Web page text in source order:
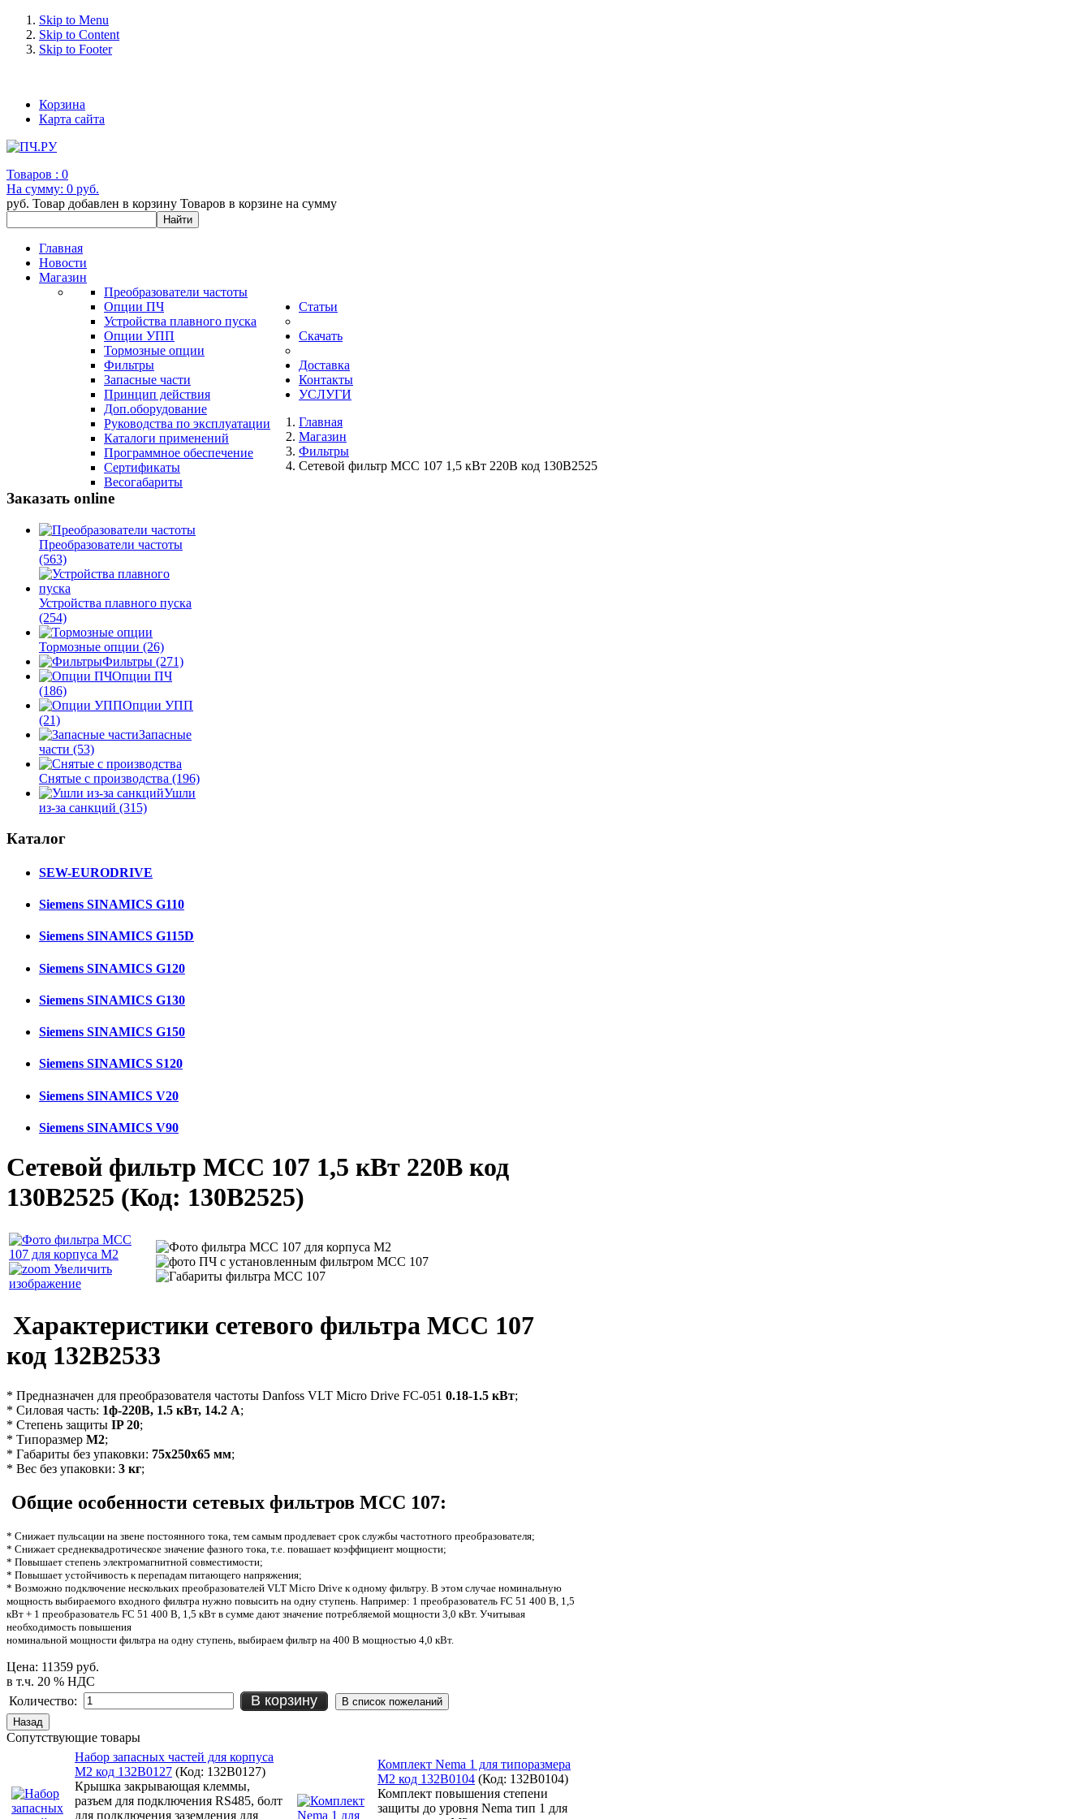
Skip to Menu
Skip to Content
Skip to Footer
Корзина
Карта сайта
Товаров : 0
На сумму: 0 руб.
руб. Товар добавлен в корзину Товаров в корзине на сумму
Главная
Новости
Магазин
Преобразователи частоты
Опции ПЧ
Устройства плавного пуска
Опции УПП
Тормозные опции
Фильтры
Запасные части
Статьи
Принцип действия
Доп.оборудование
Скачать
Руководства по эксплуатации
Каталоги применений
Программное обеспечение
Сертификаты
Весогабариты
Доставка
Контакты
УСЛУГИ
Главная
Магазин
Фильтры
Сетевой фильтр MCC 107 1,5 кВт 220В код 130B2525
Заказать online
Преобразователи частоты
(563)
Устройства плавного пуска
(254)
Тормозные опции (26)
Фильтры (271)
Опции ПЧ
(186)
Опции УПП
(21)
Запасные
части (53)
Снятые с производства (196)
Ушли
из-за санкций (315)
Каталог
SEW-EURODRIVE
Siemens SINAMICS G110
Siemens SINAMICS G115D
Siemens SINAMICS G120
Siemens SINAMICS G130
Siemens SINAMICS G150
Siemens SINAMICS S120
Siemens SINAMICS V20
Siemens SINAMICS V90
Сетевой фильтр MCC 107 1,5 кВт 220В код
130B2525 (Код: 130B2525)
Увеличить
изображение
Характеристики сетевого фильтра MCC 107
код 132B2533
* Предназначен для преобразователя частоты Danfoss VLT Micro Drive FC-051 0.18-1.5 кВт;
* Силовая часть: 1ф-220В, 1.5 кВт, 14.2 А;
* Степень защиты IP 20;
* Типоразмер М2;
* Габариты без упаковки: 75х250х65 мм;
* Вес без упаковки: 3 кг;
Общие особенности сетевых фильтров МСС 107:
* Снижает пульсации на звене постоянного тока, тем самым продлевает срок службы частотного преобразователя;
* Снижает среднеквадротическое значение фазного тока, т.е. повашает коэффициент мощности;
* Повышает степень электромагнитной совместимости;
* Повышает устойчивость к перепадам питающего напряжения;
* Возможно подключение нескольких преобразователей VLT Micro Drive к одному фильтру. В этом случае номинальную
мощность выбираемого входного фильтра нужно повысить на одну ступень. Например: 1 преобразователь FC 51 400 В, 1,5
кВт + 1 преобразователь FC 51 400 В, 1,5 кВт в сумме дают значение потребляемой мощности 3,0 кВт. Учитывая
необходимость повышения
номинальной мощности фильтра на одну ступень, выбираем фильтр на 400 В мощностью 4,0 кВт.
Цена: 11359 руб.
в т.ч. 20 % НДС
Количество:
В корзину
Сопутствующие товары
Набор запасных частей для корпуса
M2 код 132B0127 (Код: 132B0127)
Крышка закрывающая клеммы,
разъем для подключения RS485, болт
для подключения заземления для
Комплект Nema 1 для типоразмера
М2 код 132B0104 (Код: 132B0104)
Комплект повышения степени
защиты до уровня Nema тип 1 для